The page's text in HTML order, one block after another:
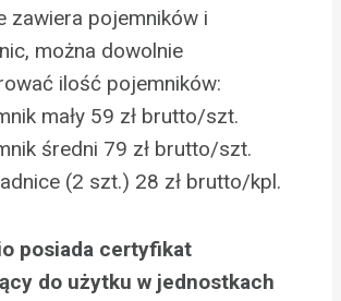
zawiera pojemników i
można dowolnie
ilość pojemników:
mały 59 zł brutto/szt.
średni 79 zł brutto/szt.
(2 szt.) 28 zł brutto/kpl.
posiada certyfikat
do użytku w jednostkach